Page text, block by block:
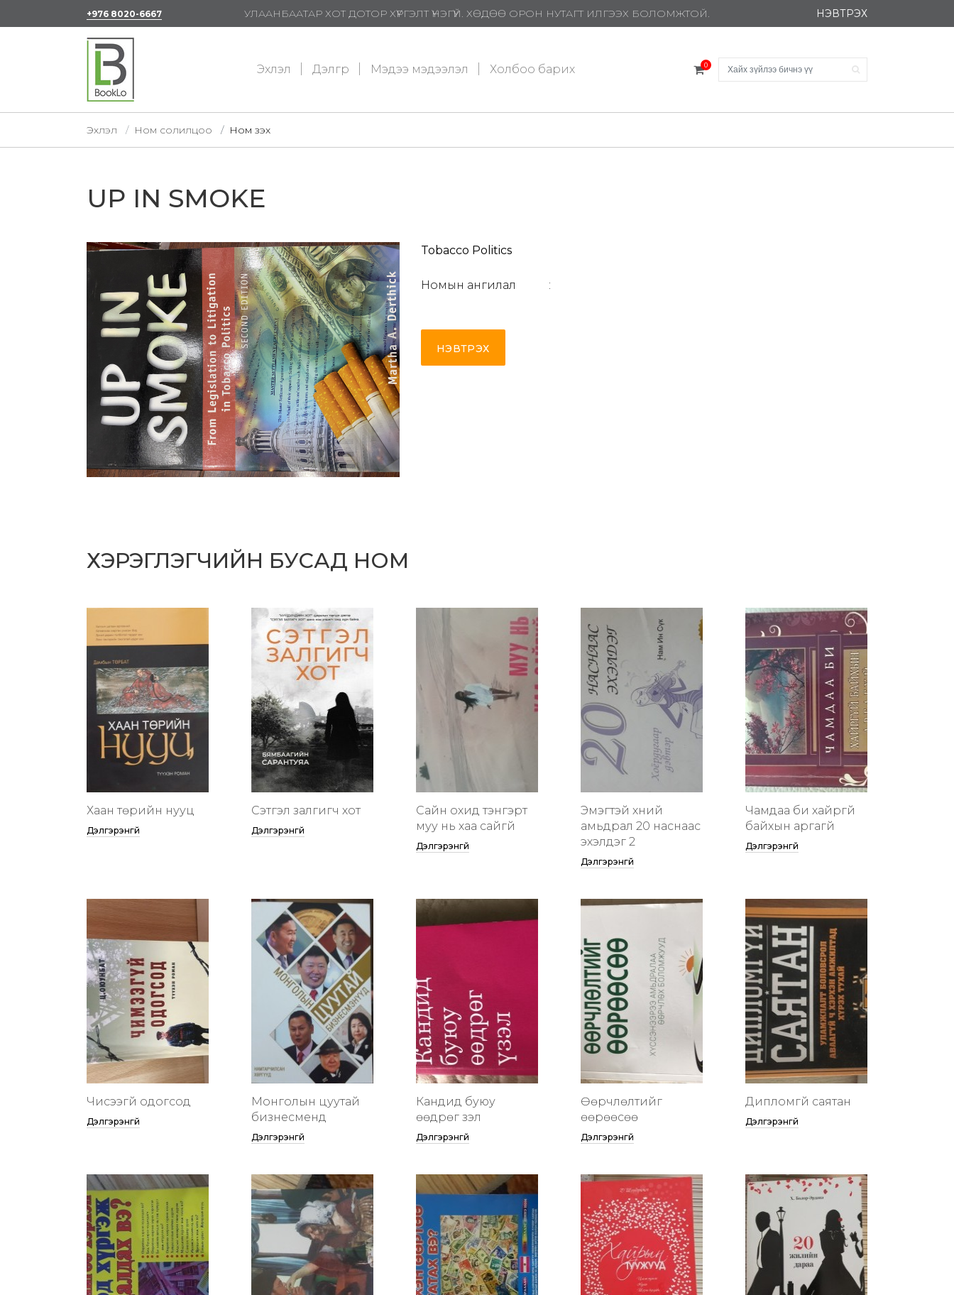
+976 8020-6667 УЛААНБААТАР ХОТ ДОТОР ХҮРГЭЛТ ҮНЭГҮЙ. ХӨДӨӨ ОРОН НУТАГТ ИЛГЭЭХ БОЛОМЖТОЙ. НЭВТРЭХ
Эхлэл Дэлгүүр Мэдээ мэдээлэл Холбоо барих 0
Эхлэл Ном солилцоо Ном үзэх
UP IN SMOKE
Tobacco Politics
Номын ангилал :
НЭВТРЭХ
ХЭРЭГЛЭГЧИЙН БУСАД НОМ
Хаан төрийн нууц
Дэлгэрэнгүй
Сэтгэл залгигч хот
Дэлгэрэнгүй
Сайн охид тэнгэрт
муу нь хаа сайгүй
Дэлгэрэнгүй
Эмэгтэй хүний
амьдрал 20 наснаас
эхэлдэг 2
Дэлгэрэнгүй
Чамдаа би хайргүй
байхын аргагүй
Дэлгэрэнгүй
Чисээгүй одогсод
Дэлгэрэнгүй
Монголын цуутай
бизнесменүүд
Дэлгэрэнгүй
Кандид буюу
өөдрөг үзэл
Дэлгэрэнгүй
Өөрчлөлтийг
өөрөөсөө
Дэлгэрэнгүй
Дипломгүй саятан
Дэлгэрэнгүй